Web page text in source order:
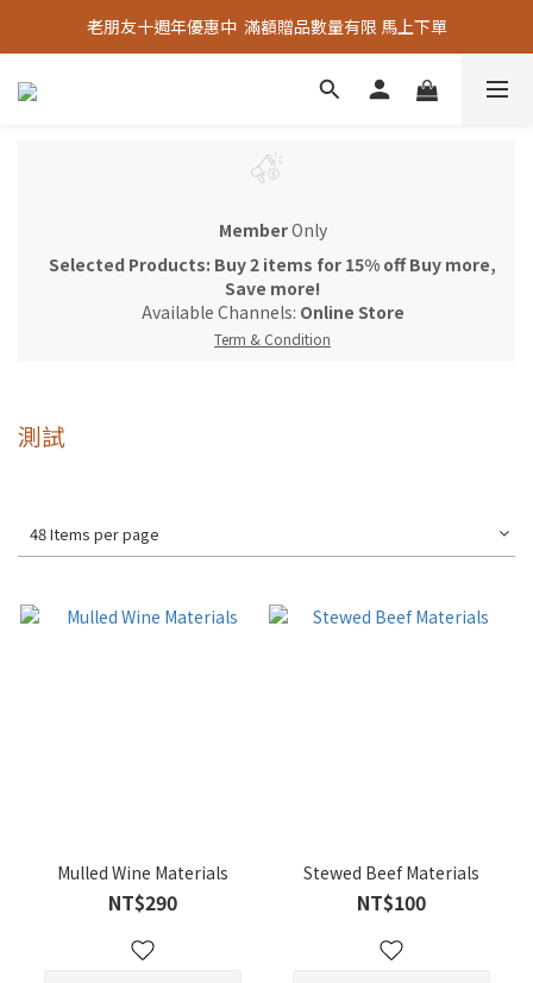
老朋友十週年優惠中  滿額贈品數量有限 馬上下單
老朋友十週年優惠中  滿額贈品數量有限 馬上下單
『嚴選好物』專區上線，優質選品歡迎選購！
MemberOnly
Selected Products: Buy 2 items for 15% off Buy more,
Save more!
Available Channels: Online Store
Term & Condition
測試
48 Items per page
Mulled Wine Materials
NT$290
Stewed Beef Materials
NT$100